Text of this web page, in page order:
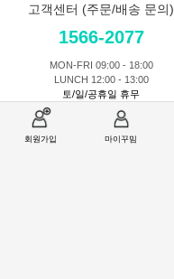
회원가입 마이꾸밈
고객센터 (주문/배송 문의)
1566-2077
MON-FRI 09:00 - 18:00
LUNCH 12:00 - 13:00
토/일/공휴일 휴무